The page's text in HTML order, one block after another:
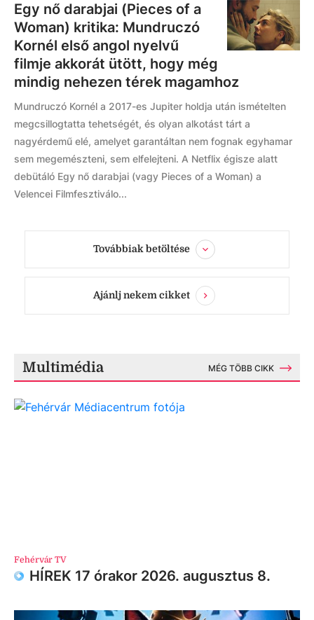
Egy nő darabjai (Pieces of a
Woman) kritika: Mundruczó
Kornél első angol nyelvű
filmje akkorát ütött, hogy még
mindig nehezen térek magamhoz
Mundruczó Kornél a 2017-es Jupiter holdja után ismételten
megcsillogtatta tehetségét, és olyan alkotást tárt a
nagyérdemű elé, amelyet garantáltan nem fognak egyhamar
sem megemészteni, sem elfelejteni. A Netflix égisze alatt
debütáló Egy nő darabjai (vagy Pieces of a Woman) a
Velencei Filmfesztiválo...
Továbbiak betöltése
Ajánlj nekem cikket
Multimédia MÉG TÖBB CIKK
Fehérvár TV
HÍREK 17 órakor 2026. augusztus 8.